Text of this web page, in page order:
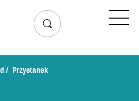
Przejazd
Lista przystanków
– wyszukiwarka połączeń
Przystanek